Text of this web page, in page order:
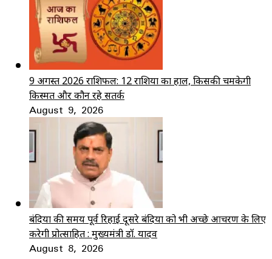
9 अगस्त 2026 राशिफल: 12 राशियों का हाल, किसकी चमकेगी
किस्मत और कौन रहे सतर्क
August 9, 2026
बंदियों की समय पूर्व रिहाई दूसरे बंदियों को भी अच्छे आचरण के लिए
करेगी प्रोत्साहित : मुख्यमंत्री डॉ. यादव
August 8, 2026